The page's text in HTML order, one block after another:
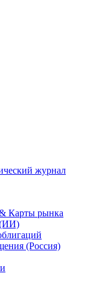
журнал
Карты рынка
(Россия)